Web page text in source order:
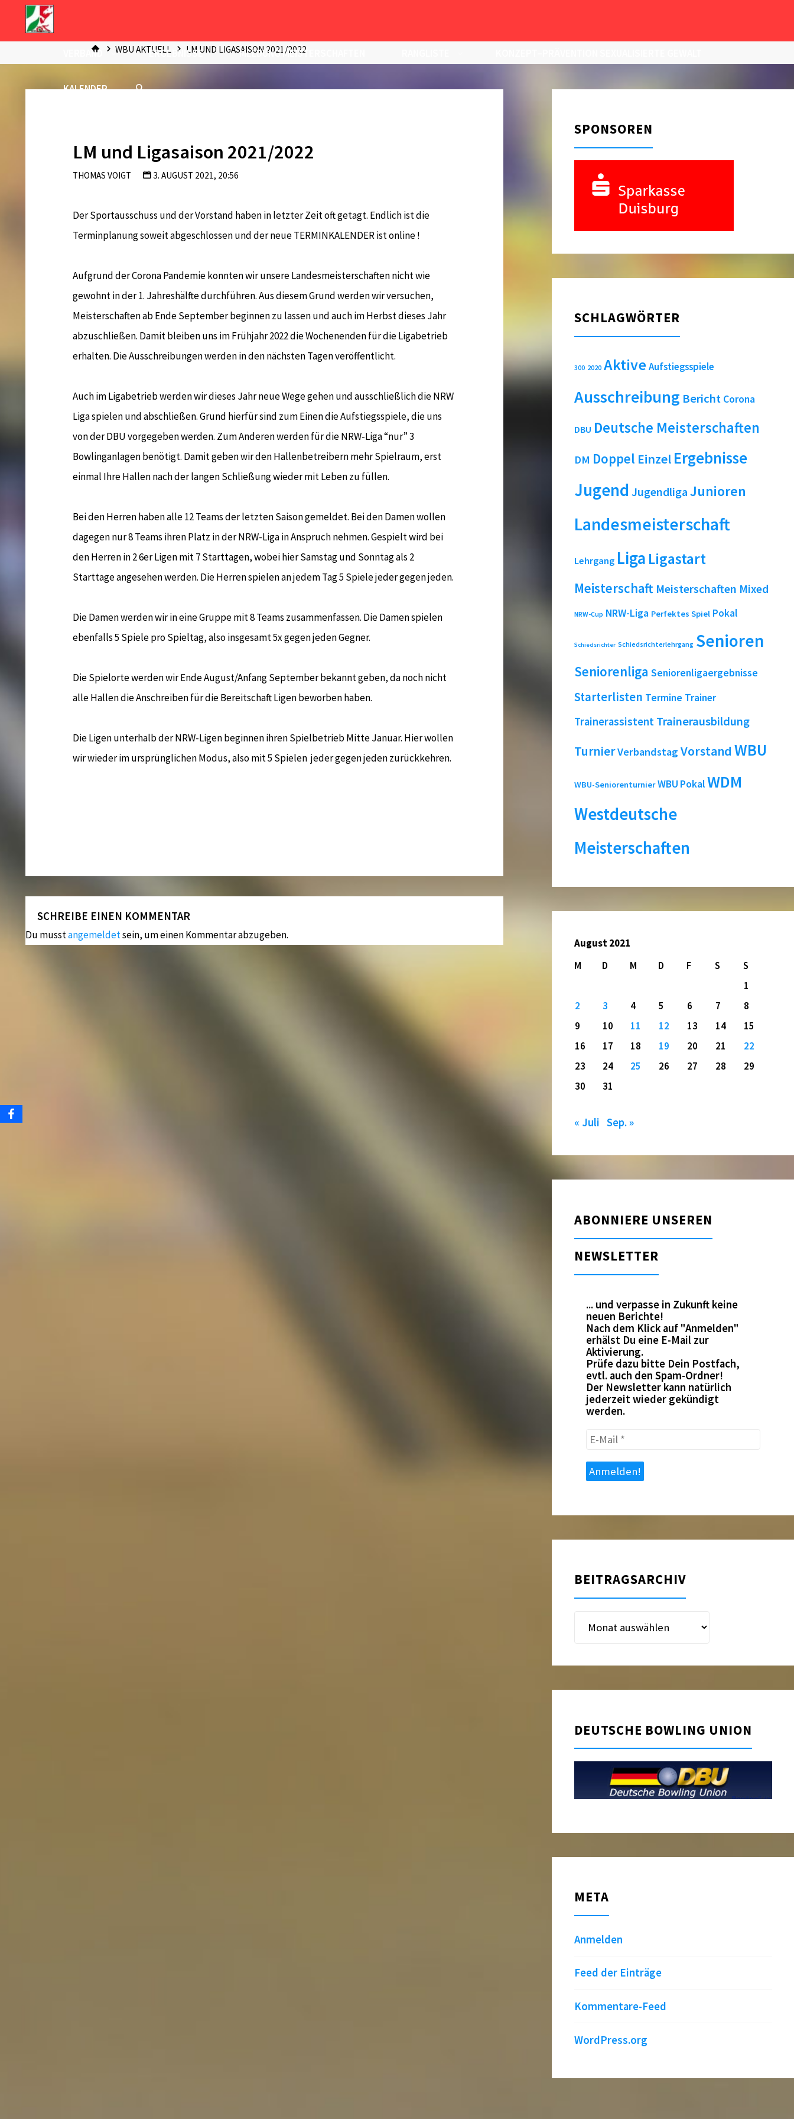
VERBAND ERGEBNISSE MELDUNG MEISTERSCHAFTEN
KALENDER
START
WBU AKTUELL LM UND LIGASAISON 2021/2022
LM und Ligasaison 2021/2022
THOMAS VOIGT 3. AUGUST 2021, 20:56
Der Sportausschuss und der Vorstand haben in letzter Zeit oft getagt. Endlich ist die
Terminplanung soweit abgeschlossen und der neue TERMINKALENDER ist online !
Aufgrund der Corona Pandemie konnten wir unsere Landesmeisterschaften nicht wie
gewohnt in der 1. Jahreshälfte durchführen. Aus diesem Grund werden wir versuchen,
Meisterschaften ab Ende September beginnen zu lassen und auch im Herbst dieses Jahr
abzuschließen. Damit bleiben uns im Frühjahr 2022 die Wochenenden für die Ligabetrieb
erhalten. Die Ausschreibungen werden in den nächsten Tagen veröffentlicht.
Auch im Ligabetrieb werden wir dieses Jahr neue Wege gehen und ausschließlich die NRW
Liga spielen und abschließen. Grund hierfür sind zum Einen die Aufstiegsspiele, die uns
von der DBU vorgegeben werden. Zum Anderen werden für die NRW-Liga “nur” 3
Bowlinganlagen benötigt. Damit geben wir den Hallenbetreibern mehr Spielraum, erst
einmal Ihre Hallen nach der langen Schließung wieder mit Leben zu füllen.
Bei den Herren haben alle 12 Teams der letzten Saison gemeldet. Bei den Damen wollen
dagegen nur 8 Teams ihren Platz in der NRW-Liga in Anspruch nehmen. Gespielt wird bei
den Herren in 2 6er Ligen mit 7 Starttagen, wobei hier Samstag und Sonntag als 2
Starttage angesehen werden. Die Herren spielen an jedem Tag 5 Spiele jeder gegen jeden.
Die Damen werden wir in eine Gruppe mit 8 Teams zusammenfassen. Die Damen spielen
ebenfalls 5 Spiele pro Spieltag, also insgesamt 5x gegen jeden Gegner.
Die Spielorte werden wir Ende August/Anfang September bekannt geben, da noch nicht
alle Hallen die Anschreiben für die Bereitschaft Ligen beworben haben.
Die Ligen unterhalb der NRW-Ligen beginnen ihren Spielbetrieb Mitte Januar. Hier wollen
wir wieder im ursprünglichen Modus, also mit 5 Spielen jeder gegen jeden zurückkehren.
SCHREIBE EINEN KOMMENTAR
Du musstangemeldetsein, um einen Kommentar abzugeben.
SPONSOREN
SCHLAGWÖRTER
300 2020 Aktive Aufstiegsspiele
Ausschreibung Bericht Corona
DBU Deutsche Meisterschaften
DM Doppel Einzel Ergebnisse
Jugend Jugendliga Junioren
Landesmeisterschaft
Lehrgang Liga Ligastart
Meisterschaft Meisterschaften Mixed
NRW-Cup NRW-Liga Perfektes Spiel Pokal
Schiedsrichter Schiedsrichterlehrgang Senioren
Seniorenliga Seniorenligaergebnisse
Starterlisten Termine Trainer
Trainerassistent Trainerausbildung
TurnierVerbandstag Vorstand WBU
WBU-Seniorenturnier WBU PokalWDM
Westdeutsche
Meisterschaften
August 2021
M
D M D F S
S
1
2
3 4 5 6 7
8
9
10 11 12 13 14
15
16
17 18 19 20 21
22
23
24 25 26 27 28
29
30
31
« Juli Sep. »
ABONNIERE UNSEREN
NEWSLETTER
... und verpasse in Zukunft keine
neuen Berichte!
Nach dem Klick auf "Anmelden"
erhälst Du eine E-Mail zur
Aktivierung.
Prüfe dazu bitte Dein Postfach,
evtl. auch den Spam-Ordner!
Der Newsletter kann natürlich
jederzeit wieder gekündigt
werden.
E-
Mail
BEITRAGSARCHIV
Beitragsarchiv
DEUTSCHE BOWLING UNION
META
Anmelden
Feed der Einträge
Kommentare-Feed
WordPress.org